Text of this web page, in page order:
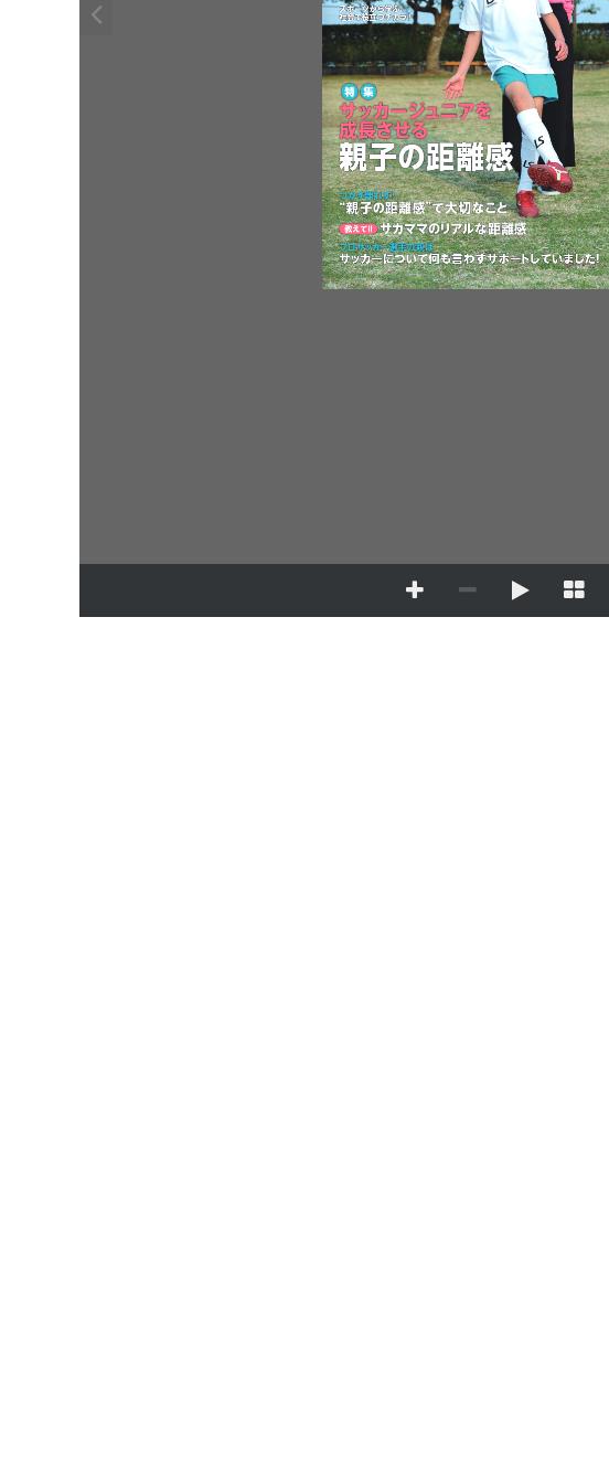
スポーツから学ぶ、
社会で役立つチカラ!
サッカージュニアを
成長させる
親子の距離感
特 集
つかず離れず！
“ 親子の距離感”で大切なこと
教えて!! サカママのリアルな距離感
プロサッカー選手の親は
サッカーについて何も言わずサポートしていました！